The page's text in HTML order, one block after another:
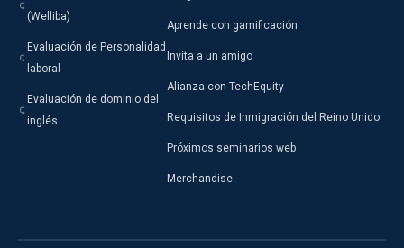
(Welliba)
Evaluación de Personalidad
laboral
Evaluación de dominio del
inglés
Aprende con gamificación
Invita a un amigo
Alianza con TechEquity
Requisitos de Inmigración del Reino Unido
Próximos seminarios web
Merchandise